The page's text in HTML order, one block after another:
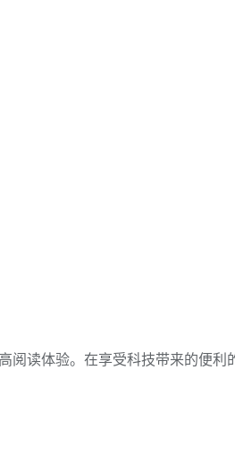
读体验。在享受科技带来的便利